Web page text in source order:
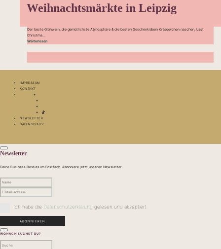
Weihnachtsmärkte in Leipzig
Der beste Glühwein, die gemütlichste Atmosphäre & die besten Geschenkideen Kräppelchen naschen, Last
Christma...
Weiterlesen
IMPRESSUM
KONTAKT
NEWSLETTER
DATENSCHUTZ
Newsletter
Deine Business Besties im Postfach. Abonniere jetzt unseren Newsletter.
Ich habe die Datenschutzerklärung gelesen und akzeptiert.
WONACH SUCHST DU?